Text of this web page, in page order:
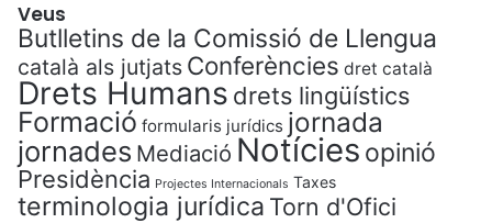
Veus
Butlletins de la Comissió de Llengua
català als jutjats Conferències dret català
Drets Humans drets lingüístics
Formació formularis jurídics jornada
jornades Mediació Notícies opinió
Presidència Projectes Internacionals Taxes
terminologia jurídica Torn d'Ofici